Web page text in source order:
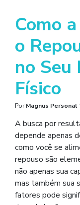
Como
o
no Seu
Físico
PorMagnus Personal
A busca por
depende apenas
como você se
repouso são
não apenas sua
mas também sua
fatores pode